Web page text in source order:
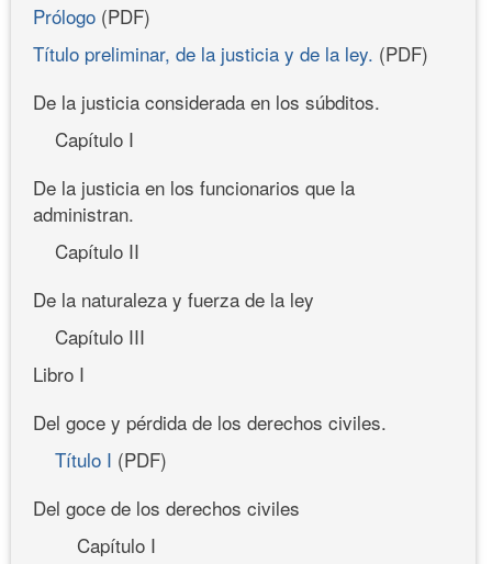
Prólogo (PDF)
Título preliminar, de la justicia y de la ley. (PDF)
De la justicia considerada en los súbditos.
Capítulo I
De la justicia en los funcionarios que la
administran.
Capítulo II
De la naturaleza y fuerza de la ley
Capítulo III
Libro I
Del goce y pérdida de los derechos civiles.
Título I (PDF)
Del goce de los derechos civiles
Capítulo I